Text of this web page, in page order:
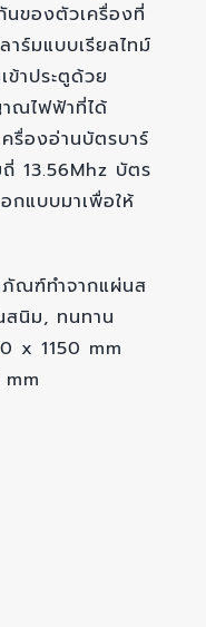
ของตัวเครื่องที่
าร์มแบบเรียลไทม์
ข้าประตูด้วย
ณไฟฟ้าที่ได้
รื่องอ่านบัตรบาร์
13.56Mhz บัตร
กแบบมาเพื่อให้
ณฑ์ทำจากแผ่นส
นิม, ทนทาน
x 1150 mm